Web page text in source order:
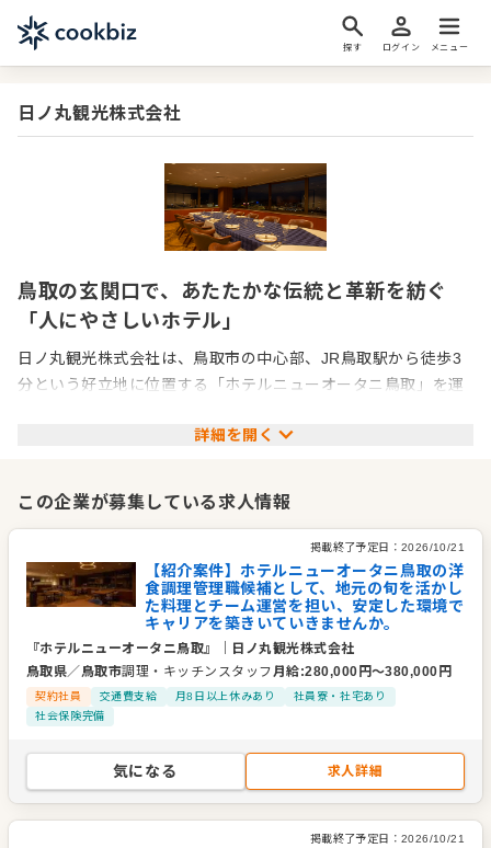
探す ログイン メニュー
日ノ丸観光株式会社
鳥取の玄関口で、あたたかな伝統と革新を紡ぐ
「人にやさしいホテル」
日ノ丸観光株式会社は、鳥取市の中心部、JR鳥取駅から徒歩3
分という好立地に位置する「ホテルニューオータニ鳥取」を運
近くにわたり、鳥取の玄関口を彩るランドマークとして、県内
私たちのモットーは、あたたかな空気の流れる「人にやさしい
ホテル」であることです。黒川紀章建築都市設計事務所による
重厚なレンガ造りの建物内には、135室の客室をはじめ、地産
地消にこだわった5つの多彩なレストラン、最大900名を収容可
能な宴会場、そして人生の節目を彩るウエディング施設を備え
ています。
歴史ある伝統を守りつつも、時代に合わせた進化を続けてお
り、近年では客室のリニューアルやレストランの改装を行い、
より快適で機能的な空間を提供しています。鳥取砂丘へのアク
セスも良く、観光やビジネスの拠点としてだけでなく、地域の
皆様が大切なひとときを過ごす「語らいの場」としても親しま
れています。私たちはこれからも、世界に通ずる匠の技と、地
詳細を開く
この企業が募集している求人情報
掲載終了予定日： 2026/10/21
【紹介案件】ホテルニューオータニ鳥取の洋
食調理管理職候補として、地元の旬を活かし
た料理とチーム運営を担い、安定した環境で
キャリアを築きいていきませんか。
『ホテルニューオータニ鳥取』
日ノ丸観光株式会社
鳥取県／ 鳥取市調理・キッチンスタッフ月給:280,000 円〜380,000 円
契約社員 交通費支給 月8日以上休みあり
社員寮・社宅あり
社会保険完備
気になる 求人詳細
掲載終了予定日： 2026/10/21